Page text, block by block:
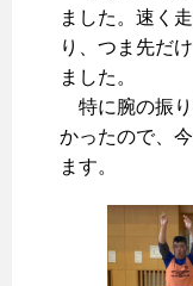
ました。速く
り、つま先だ
ました。
特に腕の振り
かったので、
ます。